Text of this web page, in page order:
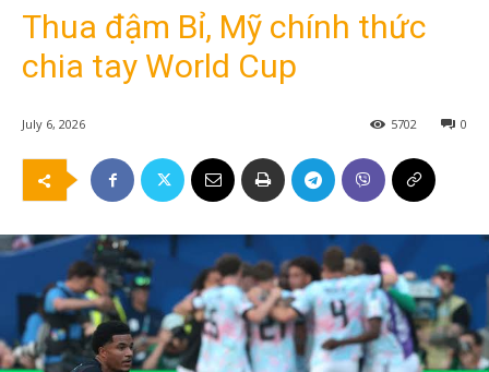
Thua đậm Bỉ, Mỹ chính thức
chia tay World Cup
July 6, 2026 0
5702